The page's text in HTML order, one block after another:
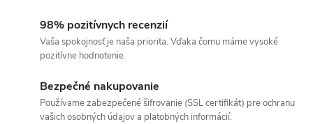
98% pozitívnych recenzií
Vaša spokojnosť je naša priorita. Vďaka čomu máme vysoké
pozitívne hodnotenie.
Bezpečné nakupovanie
Používame zabezpečené šifrovanie (SSL certifikát) pre ochranu
vašich osobných údajov a platobných informácií.